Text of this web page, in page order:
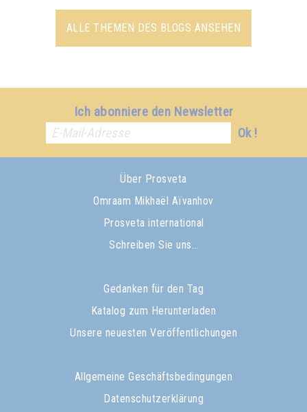
ALLE THEMEN DES BLOGS ANSEHEN
Ich abonniere den Newsletter
Ok !
Über Prosveta
Omraam Mikhaël Aïvanhov
Prosveta international
Schreiben Sie uns…
Gedanken für den Tag
Katalog zum Herunterladen
Unsere neuesten Veröffentlichungen
Allgemeine Geschäftsbedingungen
Datenschutzerklärung